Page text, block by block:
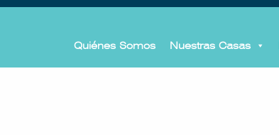
Quiénes Somos Nuestras Casas